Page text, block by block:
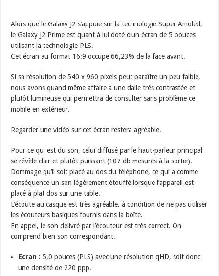
Alors que le Galaxy J2 s’appuie sur la technologie Super Amoled,
le Galaxy J2 Prime est quant à lui doté d’un écran de 5 pouces
utilisant la technologie PLS.
Cet écran au format 16:9 occupe 66,23% de la face avant.
Si sa résolution de 540 x 960 pixels peut paraître un peu faible,
nous avons quand même affaire à une dalle très contrastée et
plutôt lumineuse qui permettra de consulter sans problème ce
mobile en extérieur.
Regarder une vidéo sur cet écran restera agréable.
Pour ce qui est du son, celui diffusé par le haut-parleur principal
se révèle clair et plutôt puissant (107 db mesurés à la sortie).
Dommage qu’il soit placé au dos du téléphone, ce qui a comme
conséquence un son légèrement étouffé lorsque l’appareil est
placé à plat dos sur une table.
L’écoute au casque est très agréable, à condition de ne pas utiliser
les écouteurs basiques fournis dans la boîte.
En appel, le son délivré par l’écouteur est très correct. On
comprend bien son correspondant.
Ecran : 5,0 pouces (PLS) avec une résolution qHD, soit donc
une densité de 220 ppp.